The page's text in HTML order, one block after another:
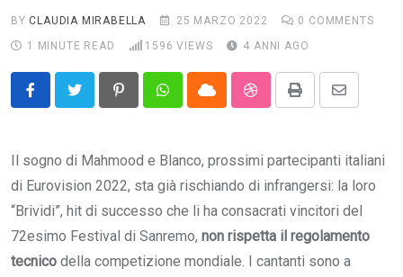
BY CLAUDIA MIRABELLA 25 MARZO 2022 0 COMMENTS
1 MINUTE READ
1596 VIEWS 4 ANNI AGO
PinterestWhatsappCloud StumbleUpon
Print
Share
Email
Il sogno di Mahmood e Blanco, prossimi partecipanti italiani
di Eurovision 2022, sta già rischiando di infrangersi: la loro
“Brividi”, hit di successo che li ha consacrati vincitori del
72esimo Festival di Sanremo, non rispetta il regolamento
tecnico della competizione mondiale. I cantanti sono a